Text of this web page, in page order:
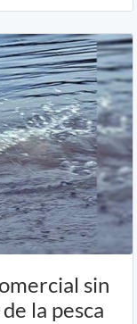
sin
la pesca